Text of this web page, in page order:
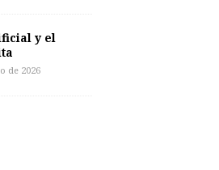
y el
de 2026